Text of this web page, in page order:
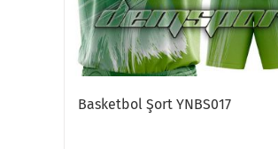
Basketbol Şort YNBS017